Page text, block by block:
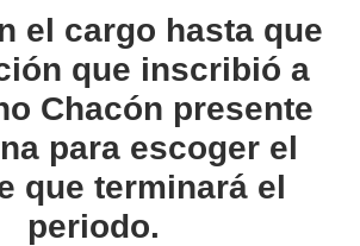
el cargo hasta que
que inscribió a
Chacón presente
para escoger el
que terminará el
periodo.